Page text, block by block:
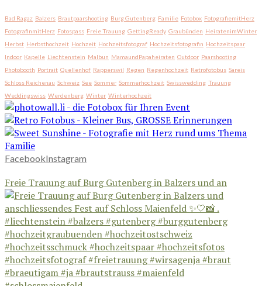
Bad Ragaz Balzers Brautpaarshooting Burg Gutenberg Familie Fotobox FotografiemitHerz
FotografinmitHerz Fotospass Freie Trauung GettingReady Graubünden HeiratenimWinter
Herbst Herbsthochzeit Hochzeit Hochzeitsfotograf Hochzeitsfotografin Hochzeitspaar
Indoor Kapelle Liechtenstein Malbun MamaundPapaheiraten Outdoor Paarshooting
Photobooth Portrait Quellenhof Rapperswil Regen Regenhochzeit Retrofotobus Sareis
Schloss Reichenau Schweiz See Sommer Sommerhochzeit Swisswedding Trauung
Weddingswiss Werdenberg Winter Winterhochzeit
FacebookInstagram
Freie Trauung auf Burg Gutenberg in Balzers und an